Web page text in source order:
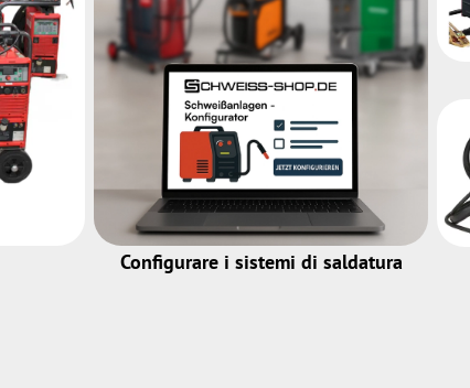
Configurare i sistemi di saldatura